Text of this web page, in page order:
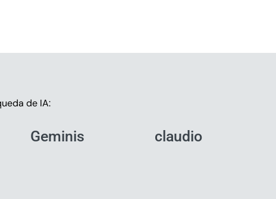
de IA:
Geminis claudio